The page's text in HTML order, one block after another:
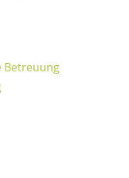
Betreuung